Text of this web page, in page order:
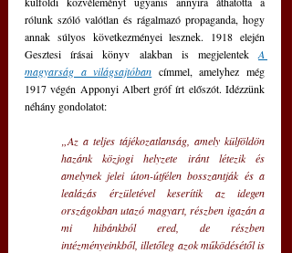
rólunk szóló valótlan és rágalmazó propaganda, hogy
annak súlyos következményei lesznek. 1918 elején
Gesztesi írásai könyv alakban is megjelentek A
magyarság a világsajtóban címmel, amelyhez még
1917 végén Apponyi Albert gróf írt előszót. Idézzünk
néhány gondolatot:
„Az a teljes tájékozatlanság, amely külföldön
hazánk közjogi helyzete iránt létezik és
amelynek jelei úton-útfélen bosszantják és a
lealázás érzületével keserítik az idegen
országokban utazó magyart, részben igazán a
mi hibánkból ered, de részben
intézményeinkből, illetőleg azok működésétől is